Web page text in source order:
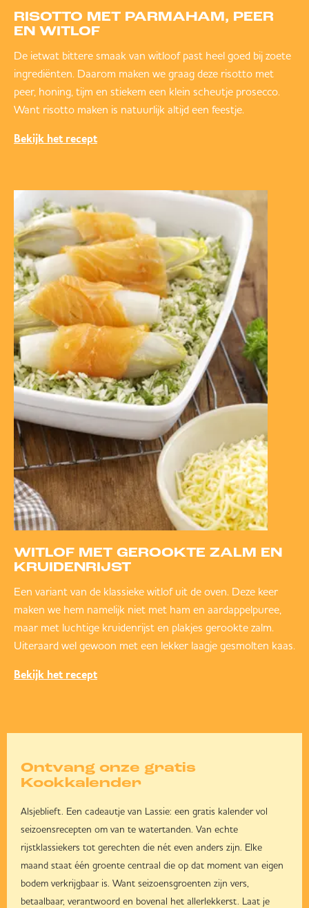
RISOTTO MET PARMAHAM, PEER
EN WITLOF
De ietwat bittere smaak van witloof past heel goed bij zoete
ingrediënten. Daarom maken we graag deze risotto met
peer, honing, tijm en stiekem een klein scheutje prosecco.
Want risotto maken is natuurlijk altijd een feestje.
Bekijk het recept
WITLOF MET GEROOKTE ZALM EN
KRUIDENRIJST
Een variant van de klassieke witlof uit de oven. Deze keer
maken we hem namelijk niet met ham en aardappelpuree,
maar met luchtige kruidenrijst en plakjes gerookte zalm.
Uiteraard wel gewoon met een lekker laagje gesmolten kaas.
Bekijk het recept
Ontvang onze gratis
Kookkalender
Alsjeblieft. Een cadeautje van Lassie: een gratis kalender vol
seizoensrecepten om van te watertanden. Van echte
rijstklassiekers tot gerechten die nét even anders zijn. Elke
maand staat één groente centraal die op dat moment van eigen
bodem verkrijgbaar is. Want seizoensgroenten zijn vers,
betaalbaar, verantwoord en bovenal het allerlekkerst. Laat je